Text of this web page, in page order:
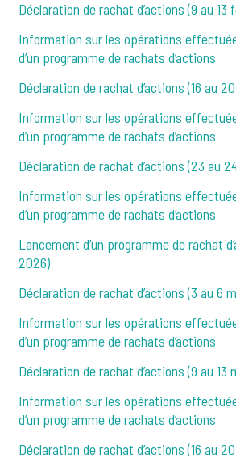
Déclaration de rachat d’actions (9 au 13
Information sur les opérations
d’un programme de rachats d’actions
Déclaration de rachat d’actions (16 au
Information sur les opérations
d’un programme de rachats d’actions
Déclaration de rachat d’actions (23 au
Information sur les opérations
d’un programme de rachats d’actions
Lancement d’un programme de rachat
2026)
Déclaration de rachat d’actions (3 au 6
Information sur les opérations
d’un programme de rachats d’actions
Déclaration de rachat d’actions (9 au 13
Information sur les opérations
d’un programme de rachats d’actions
Déclaration de rachat d’actions (16 au